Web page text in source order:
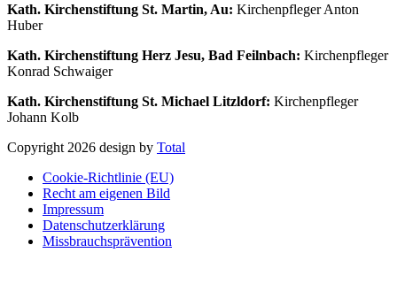
Kath. Kirchenstiftung St. Martin, Au: Kirchenpfleger Anton
Huber
Kath. Kirchenstiftung Herz Jesu, Bad Feilnbach: Kirchenpfleger
Konrad Schwaiger
Kath. Kirchenstiftung St. Michael Litzldorf: Kirchenpfleger
Johann Kolb
Copyright 2026 design by Total
Cookie-Richtlinie (EU)
Recht am eigenen Bild
Impressum
Datenschutzerklärung
Missbrauchsprävention